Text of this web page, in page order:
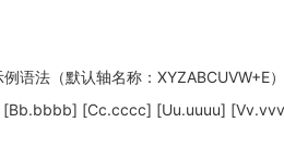
语法（默认轴名称：XYZABCUVW+E）
[Cc.cccc] [Uu.uuuu]